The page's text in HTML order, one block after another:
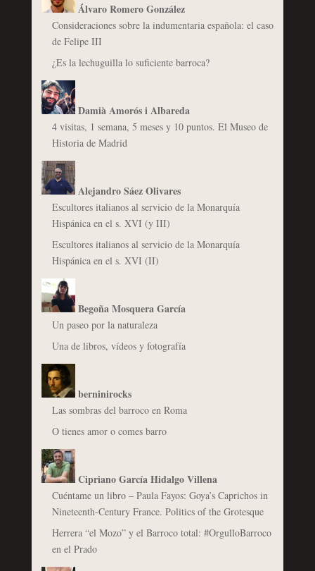
Álvaro Romero González
Consideraciones sobre la indumentaria española: el caso
de Felipe III
¿Es la lechuguilla lo suficiente barroca?
Damià Amorós i Albareda
4 visitas, 1 semana, 5 meses y 10 puntos. El Museo de
Historia de Madrid
Alejandro Sáez Olivares
Escultores italianos al servicio de la Monarquía
Hispánica en el s. XVI (y III)
Escultores italianos al servicio de la Monarquía
Hispánica en el s. XVI (II)
Begoña Mosquera García
Un paseo por la naturaleza
Una de libros, vídeos y fotografía
berninirocks
Las sombras del barroco en Roma
O tienes amor o comes barro
Cipriano García Hidalgo Villena
Cuéntame un libro – Paula Fayos: Goya’s Caprichos in
Nineteenth-Century France. Politics of the Grotesque
Herrera “el Mozo” y el Barroco total: #OrgulloBarroco
en el Prado